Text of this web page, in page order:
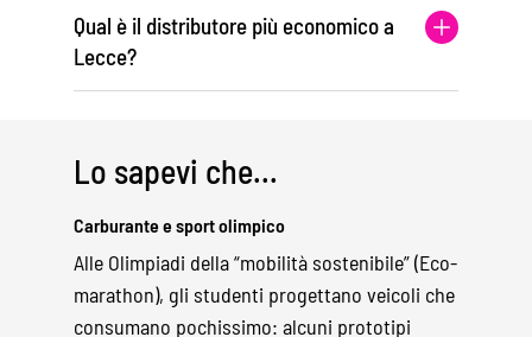
Qual è il distributore più economico a
Lecce?
Lo sapevi che...
Carburante e sport olimpico
Alle Olimpiadi della “mobilità sostenibile” (Eco-
marathon), gli studenti progettano veicoli che
consumano pochissimo: alcuni prototipi